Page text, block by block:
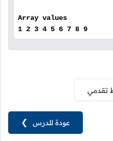
Array values
1 2 3 4 5 6 7 8 9
عودة للدرس ❯
تقدمي